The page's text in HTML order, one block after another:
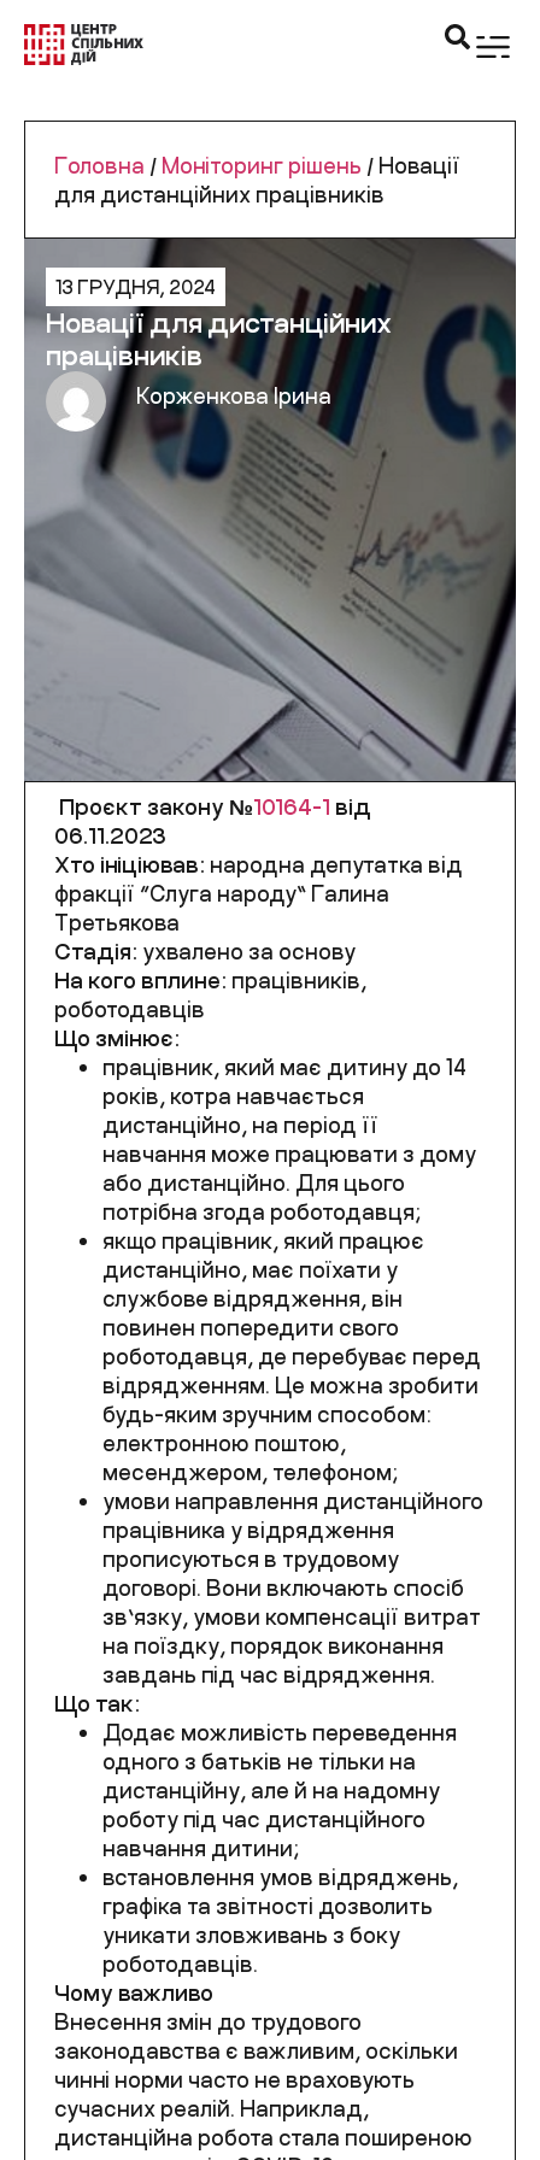
Головна / Моніторинг рішень / Новації
для дистанційних працівників
13 ГРУДНЯ, 2024
Новації для дистанційних
працівників
Корженкова Ірина
Проєкт закону №10164-1 від
06.11.2023
Хто ініціював: народна депутатка від
фракції “Слуга народу” Галина
Третьякова
Стадія: ухвалено за основу
На кого вплине: працівників,
роботодавців
Що змінює:
працівник, який має дитину до 14
років, котра навчається
дистанційно, на період її
навчання може працювати з дому
або дистанційно. Для цього
потрібна згода роботодавця;
якщо працівник, який працює
дистанційно, має поїхати у
службове відрядження, він
повинен попередити свого
роботодавця, де перебуває перед
відрядженням. Це можна зробити
будь-яким зручним способом:
електронною поштою,
месенджером, телефоном;
умови направлення дистанційного
працівника у відрядження
прописуються в трудовому
договорі. Вони включають спосіб
зв’язку, умови компенсації витрат
на поїздку, порядок виконання
завдань під час відрядження.
Що так:
Додає можливість переведення
одного з батьків не тільки на
дистанційну, але й на надомну
роботу під час дистанційного
навчання дитини;
встановлення умов відряджень,
графіка та звітності дозволить
уникати зловживань з боку
роботодавців.
Чому важливо
Внесення змін до трудового
законодавства є важливим, оскільки
чинні норми часто не враховують
сучасних реалій. Наприклад,
дистанційна робота стала поширеною